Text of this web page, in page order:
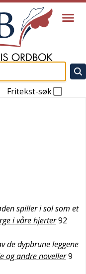
Fritekst-søk
spiller i sol som et
i våre hjerter92
de dypbrune leggene
og andre noveller9